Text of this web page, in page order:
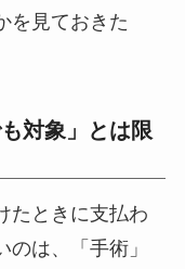
を見ておきた
対象」とは限
たときに支払わ
は、「手術」